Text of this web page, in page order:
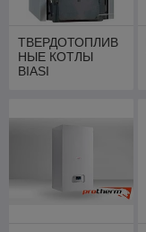
ТВЕРДОТОПЛИВ
НЫЕ КОТЛЫ
BIASI